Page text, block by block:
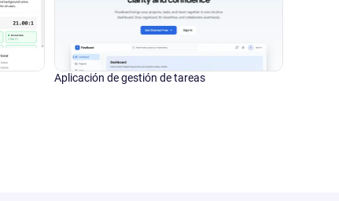
Aplicación de gestión de tareas